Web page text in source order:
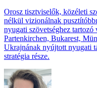
Orosz tisztviselők, közéleti
nélkül vizionálnak
nyugati szövetséghez
Partenkirchen, Bukarest,
Ukrajnának nyújtott nyugati
stratégia része.